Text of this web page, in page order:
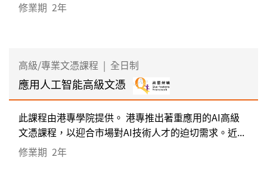
修業期 2年
高級/專業文憑課程 | 全日制
應用人工智能高級文憑
此課程由港專學院提供。 港專推出著重應用的AI高級
文憑課程，以迎合市場對AI技術人才的迫切需求。近...
修業期 2年